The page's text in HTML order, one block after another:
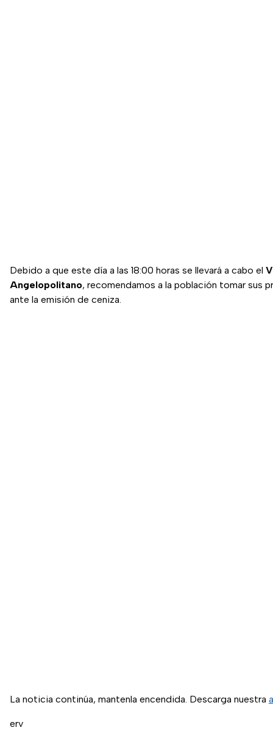
Debido a que este día a las 18:00 horas se llevará a cabo el
Angelopolitano, recomendamos a la población tomar sus
ante la emisión de ceniza.
La noticia continúa, mantenla encendida. Descarga nuestra
erv